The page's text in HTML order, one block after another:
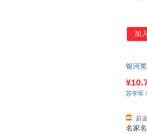
加
银河
名家
蔚
苏学军